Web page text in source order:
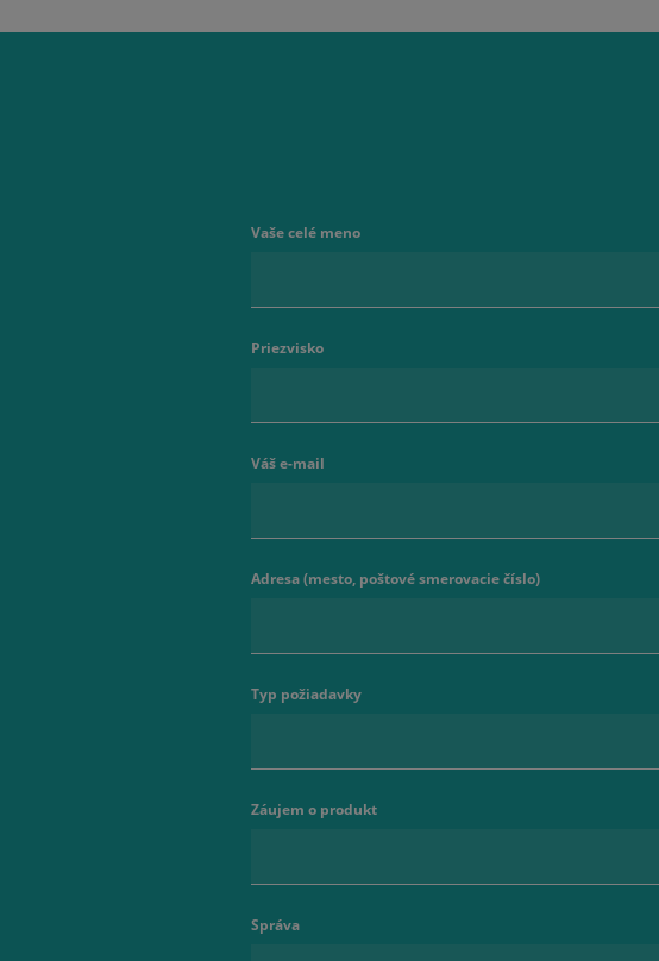
Vaše celé meno
Priezvisko
Váš e-mail
Adresa (mesto, poštové smerovacie číslo)
Typ požiadavky
Záujem o produkt
Správa